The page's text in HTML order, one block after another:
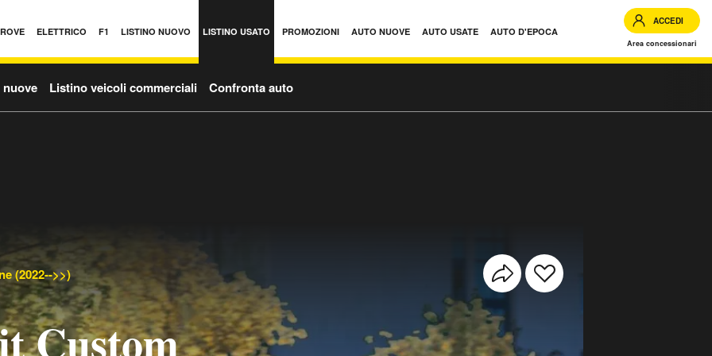
ELETTRICO F1 LISTINO NUOVO LISTINO USATO PROMOZIONI AUTO NUOVE AUTO USATE AUTO D'EPOCA
ACCEDI
Area concessionari
Listino veicoli commerciali Confronta auto
(2022-->>)
Custom